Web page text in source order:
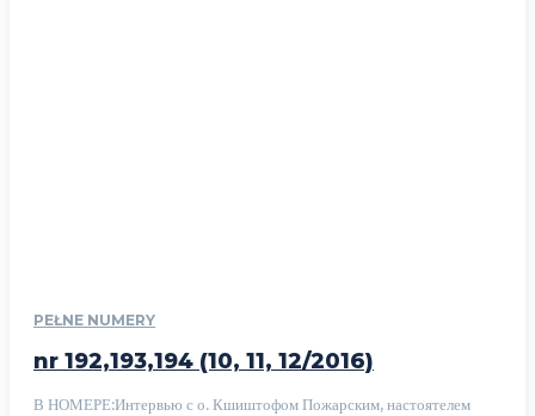
PEŁNE NUMERY
nr 192,193,194 (10, 11, 12/2016)
В НОМЕРЕ:Интервью с о. Кшиштофом Пожарским, настоятелем